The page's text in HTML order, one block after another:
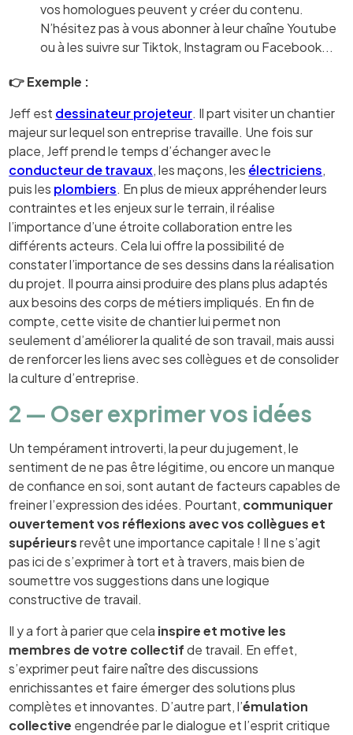
vos homologues peuvent y créer du contenu.
N’hésitez pas à vous abonner à leur chaîne Youtube
ou à les suivre sur Tiktok, Instagram ou Facebook...
👉 Exemple :
Jeff est dessinateur projeteur. Il part visiter un chantier
majeur sur lequel son entreprise travaille. Une fois sur
place, Jeff prend le temps d’échanger avec le
conducteur de travaux, les maçons, les électriciens,
puis les plombiers. En plus de mieux appréhender leurs
contraintes et les enjeux sur le terrain, il réalise
l’importance d’une étroite collaboration entre les
différents acteurs. Cela lui offre la possibilité de
constater l’importance de ses dessins dans la réalisation
du projet. Il pourra ainsi produire des plans plus adaptés
aux besoins des corps de métiers impliqués. En fin de
compte, cette visite de chantier lui permet non
seulement d’améliorer la qualité de son travail, mais aussi
de renforcer les liens avec ses collègues et de consolider
la culture d’entreprise.
2 — Oser exprimer vos idées
Un tempérament introverti, la peur du jugement, le
sentiment de ne pas être légitime, ou encore un manque
de confiance en soi, sont autant de facteurs capables de
freiner l’expression des idées. Pourtant, communiquer
ouvertement vos réflexions avec vos collègues et
supérieursrevêt une importance capitale ! Il ne s’agit
pas ici de s’exprimer à tort et à travers, mais bien de
soumettre vos suggestions dans une logique
constructive de travail.
Il y a fort à parier que cela inspire et motive les
membres de votre collectifde travail. En effet,
s’exprimer peut faire naître des discussions
enrichissantes et faire émerger des solutions plus
complètes et innovantes. D’autre part, l’émulation
collective engendrée par le dialogue et l’esprit critique